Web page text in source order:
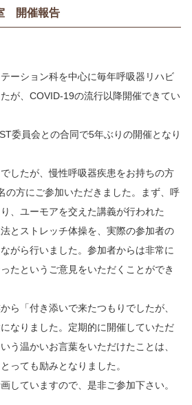
開催報告
ーション科を中心に毎年呼吸器リハビ
が、COVID-19の流行以降開催できてい
委員会との合同で5年ぶりの開催となり
したが、慢性呼吸器疾患をお持ちの方
の方にご参加いただきました。まず、呼
、ユーモアを交えた講義が行われた
とストレッチ体操を、実際の参加者の
がら行いました。参加者からは非常に
たというご意見をいただくことができ
ら「付き添いで来たつもりでしたが、
なりました。定期的に開催していただ
う温かいお言葉をいただけたことは、
っても励みとなりました。
していますので、是非ご参加下さい。